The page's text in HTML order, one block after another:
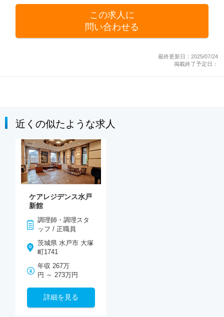
この求人に
問い合わせる
最終更新日：2025/07/24
掲載終了予定日：
近くの似たような求人
ケアレジデンス水戸
新館
調理師・調理スタ
ッフ / 正職員
茨城県 水戸市 大塚
町1741
年収 267万
円 ～ 273万円
詳細を見る